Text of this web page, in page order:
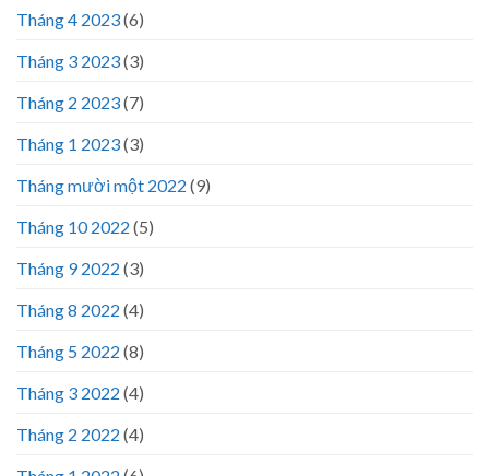
Tháng 4 2023(6)
Tháng 3 2023(3)
Tháng 2 2023(7)
Tháng 1 2023(3)
Tháng mười một 2022 (9)
Tháng 10 2022 (5)
Tháng 9 2022 (3)
Tháng 8 2022 (4)
Tháng 5 2022 (8)
Tháng 3 2022 (4)
Tháng 2 2022 (4)